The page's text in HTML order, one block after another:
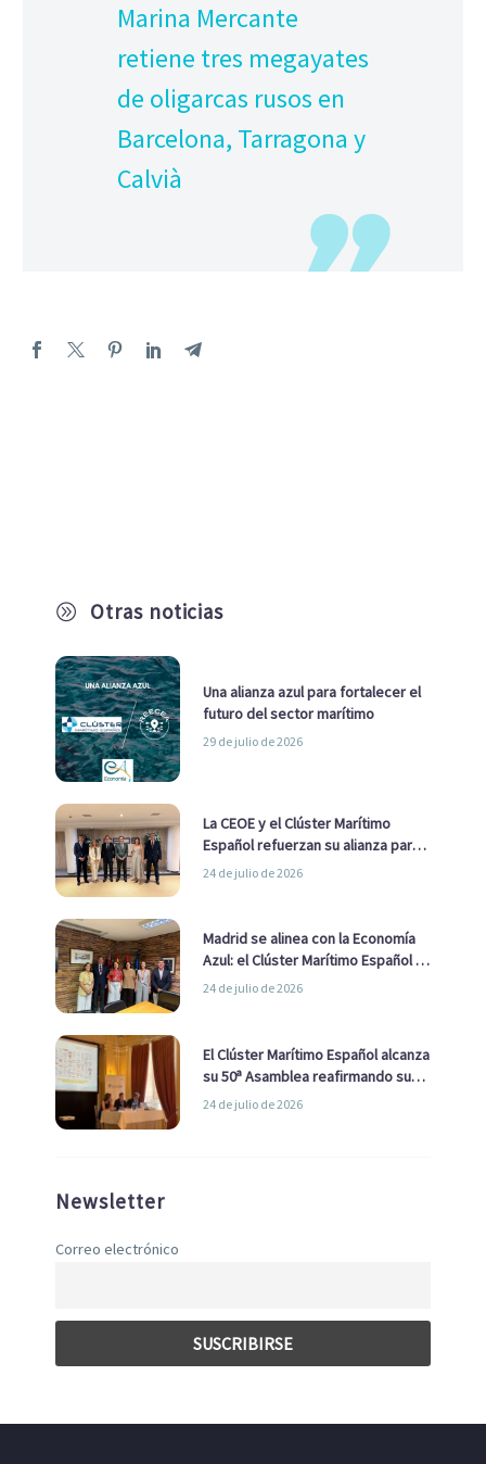
A Otras noticias
Una alianza azul para fortalecer el
futuro del sector marítimo
29 de julio de 2026
La CEOE y el Clúster Marítimo
Español refuerzan su alianza para
impulsar una estrategia Nacional
24 de julio de 2026
Madrid se alinea con la Economía
Azul: el Clúster Marítimo Español y
la Real Liga Naval avanzan alianzas
24 de julio de 2026
El Clúster Marítimo Español alcanza
su 50ª Asamblea reafirmando su
liderazgo en la Economía Azul
24 de julio de 2026
Newsletter
Correo electrónico
Marina Mercante
retiene tres megayates
de oligarcas rusos en
Barcelona, Tarragona y
Calvià